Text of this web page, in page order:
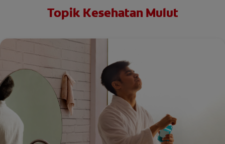
Topik Kesehatan Mulut